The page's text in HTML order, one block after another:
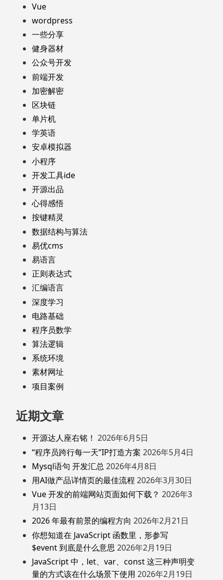
Vue
wordpress
一些分享
健身器材
公众号开发
前端开发
加密解密
区块链
单片机
学英语
安卓模拟器
小程序
开发工具ide
开源出品
心得感悟
按键精灵
数据结构与算法
易优cms
易语言
正则表达式
汇编语言
深度学习
电路基础
程序员数学
算法逻辑
系统环境
素材网址
项目案例
近期文章
开源达人座右铭！ 2026年6月5日
“程序员跨行每一天”IP打造方案 2026年5月4日
Mysql语句 开发汇总 2026年4月8日
用AI做产品详情页的最佳流程 2026年3月30日
Vue 开发的前端网站页面如何下载？ 2026年3
月13日
2026 年最有前景的编程方向 2026年2月21日
你想知道在 JavaScript 函数里，形参写
$event 到底是什么意思 2026年2月19日
JavaScript 中，let、var、const 这三种声明变
量的方式该在什么场景下使用 2026年2月19日